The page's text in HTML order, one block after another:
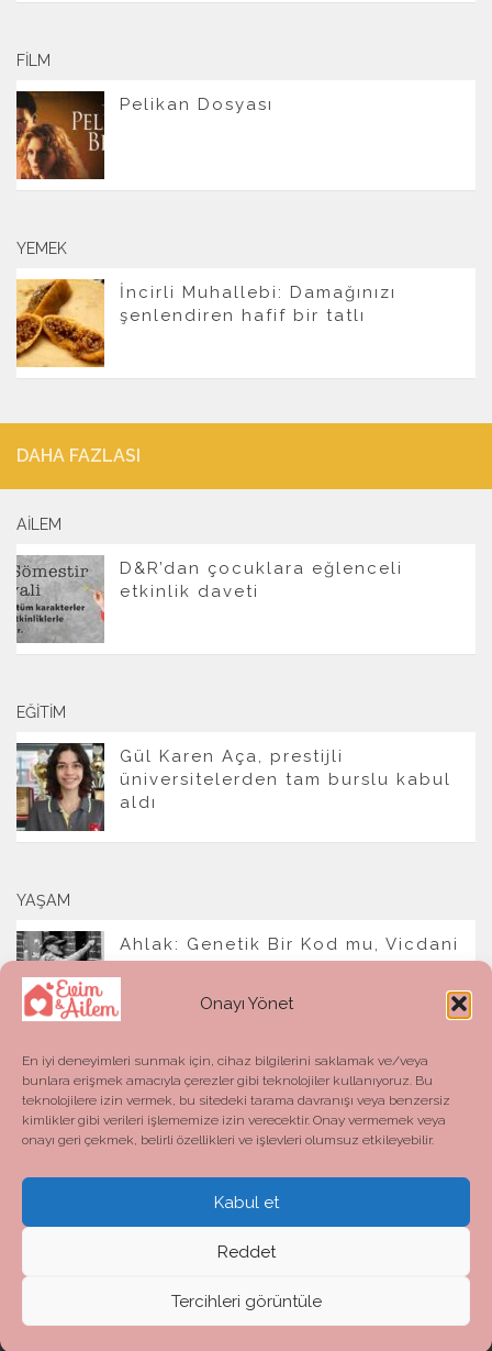
Onayı Yönet
En iyi deneyimleri sunmak için, cihaz bilgilerini saklamak ve/veya
bunlara erişmek amacıyla çerezler gibi teknolojiler kullanıyoruz. Bu
teknolojilere izin vermek, bu sitedeki tarama davranışı veya benzersiz
kimlikler gibi verileri işlememize izin verecektir. Onay vermemek veya
onayı geri çekmek, belirli özellikleri ve işlevleri olumsuz etkileyebilir.
Kabul et
Reddet
Tercihleri görüntüle
FILM
Pelikan Dosyası
YEMEK
İncirli Muhallebi: Damağınızı
şenlendiren hafif bir tatlı
DAHA FAZLASI
AILEM
D&R’dan çocuklara eğlenceli
etkinlik daveti
EĞITIM
Gül Karen Aça, prestijli
üniversitelerden tam burslu kabul
aldı
YAŞAM
Ahlak: Genetik Bir Kod mu, Vicdani
Bir Refleks mi?
Evim ve Ailem © 2026. All Rights Reserved.